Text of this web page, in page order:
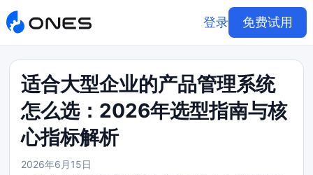
登录 免费试用
适合大型企业的产品管理系统
怎么选：2026年选型指南与核
心指标解析
2026年6月15日